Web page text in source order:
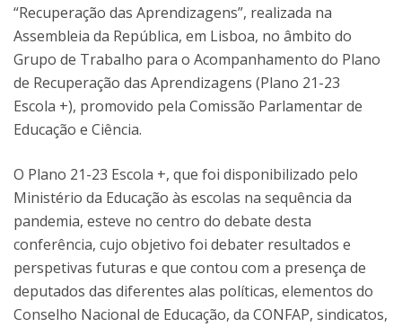
“Recuperação das Aprendizagens”, realizada na
Assembleia da República, em Lisboa, no âmbito do
Grupo de Trabalho para o Acompanhamento do Plano
de Recuperação das Aprendizagens (Plano 21-23
Escola +), promovido pela Comissão Parlamentar de
Educação e Ciência.
O Plano 21-23 Escola +, que foi disponibilizado pelo
Ministério da Educação às escolas na sequência da
pandemia, esteve no centro do debate desta
conferência, cujo objetivo foi debater resultados e
perspetivas futuras e que contou com a presença de
deputados das diferentes alas políticas, elementos do
Conselho Nacional de Educação, da CONFAP, sindicatos,